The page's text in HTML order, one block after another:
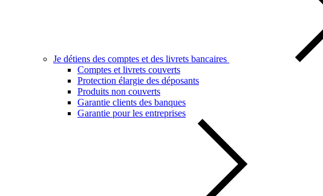
Je détiens des comptes et des livrets bancaires
Comptes et livrets couverts
Protection élargie des déposants
Produits non couverts
Garantie clients des banques
Garantie pour les entreprises